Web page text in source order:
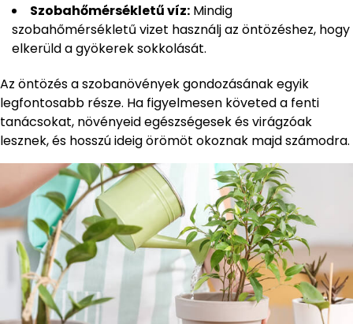
Szobahőmérsékletű víz: Mindig
szobahőmérsékletű vizet használj az öntözéshez, hogy
elkerüld a gyökerek sokkolását.
Az öntözés a szobanövények gondozásának egyik
legfontosabb része. Ha figyelmesen követed a fenti
tanácsokat, növényeid egészségesek és virágzóak
lesznek, és hosszú ideig örömöt okoznak majd számodra.